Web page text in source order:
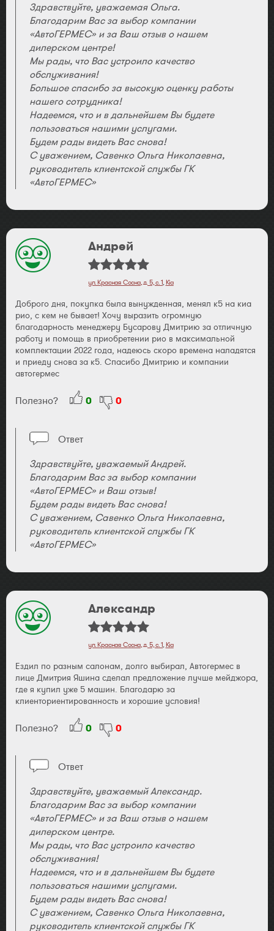
Здравствуйте, уважаемая Ольга.
Благодарим Вас за выбор компании
«АвтоГЕРМЕС» и за Ваш отзыв о нашем
дилерском центре!
Мы рады, что Вас устроило качество
обслуживания!
Большое спасибо за высокую оценку работы
нашего сотрудника!
Надеемся, что и в дальнейшем Вы будете
пользоваться нашими услугами.
Будем рады видеть Вас снова!
С уважением, Савенко Ольга Николаевна,
руководитель клиентской службы ГК
«АвтоГЕРМЕС»
Андрей
ул. Красная Сосна, д. 5, с. 1,Kia
Доброго дня, покупка была вынужденная, менял к5 на киа
рио, с кем не бывает! Хочу выразить огромную
благодарность менеджеру Бусарову Дмитрию за отличную
работу и помощь в приобретении рио в максимальной
комплектации 2022 года, надеюсь скоро времена наладятся
и приеду снова за к5. Спасибо Дмитрию и компании
автогермес
Полезно? 0 0
Ответ
Здравствуйте, уважаемый Андрей.
Благодарим Вас за выбор компании
«АвтоГЕРМЕС» и Ваш отзыв!
Будем рады видеть Вас снова!
С уважением, Савенко Ольга Николаевна,
руководитель клиентской службы ГК
«АвтоГЕРМЕС»
Александр
ул. Красная Сосна, д. 5, с. 1,Kia
Ездил по разным салонам, долго выбирал, Автогермес в
лице Дмитрия Яшина сделал предложение лучше мейджора,
где я купил уже 5 машин. Благодарю за
клиенториентированность и хорошие условия!
Полезно? 0 0
Ответ
Здравствуйте, уважаемый Александр.
Благодарим Вас за выбор компании
«АвтоГЕРМЕС» и за Ваш отзыв о нашем
дилерском центре.
Мы рады, что Вас устроило качество
обслуживания!
Надеемся, что и в дальнейшем Вы будете
пользоваться нашими услугами.
Будем рады видеть Вас снова!
С уважением, Савенко Ольга Николаевна,
руководитель клиентской службы ГК